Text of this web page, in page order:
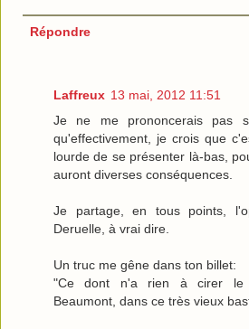
Répondre
Laffreux 13 mai, 2012 11:51
Je ne me prononcerais pas
qu'effectivement, je crois que
lourde de se présenter là-bas,
auront diverses conséquences.
Je partage, en tous points,
Deruelle, à vrai dire.
Un truc me gêne dans ton billet:
"Ce dont n'a rien à cirer le
Beaumont, dans ce très vieux